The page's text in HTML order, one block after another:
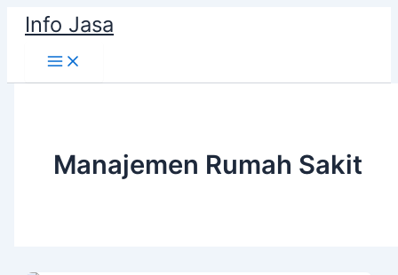
Skip
content
Info Jasa
Manajemen Rumah Sakit